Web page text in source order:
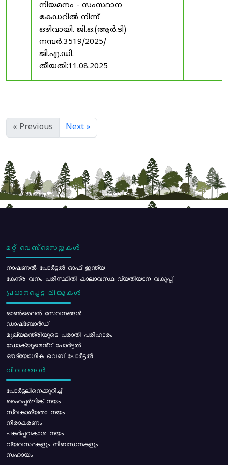
നിയമനം - സംസ്ഥാന
കേഡറിൽ നിന്ന്
ഒഴിവായി. ജി.ഒ.(ആർ.ടി)
നമ്പർ.3519/2025/
ജി.എ.ഡി.
തീയതി:11.08.2025
« Previous Next »
മറ്റ് വെബ്സൈറ്റുകൾ
നാഷണൽ പോർട്ടൽ ഓഫ് ഇന്ത്യ
കേന്ദ്ര വനം പരിസ്ഥിതി കാലാവസ്ഥ വ്യതിയാന വകുപ്പ്
പ്രധാനപ്പെട്ട ലിങ്കുകൾ
ഓൺലൈൻ സേവനങ്ങൾ
ഡാഷ്ബോർഡ്
മുഖ്യമന്ത്രിയുടെ പരാതി പരിഹാരം
ഡോക്യുമെൻ്റ് പോർട്ടൽ
ഔദ്യോഗിക വെബ് പോർട്ടൽ
വിവരങ്ങൾ
പോര്‍ട്ടലിനെക്കുറിച്ച്
ഹൈപ്പർലിങ്ക് നയം
സ്വകാര്യതാ നയം
നിരാകരണം
പകർപ്പവകാശ നയം
വ്യവസ്ഥകളും നിബന്ധനകളും
സഹായം